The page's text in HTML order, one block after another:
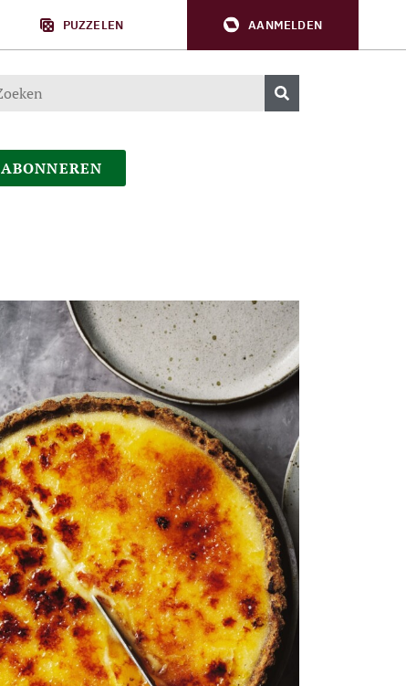
PUZZELEN AANMELDEN
ABONNEREN